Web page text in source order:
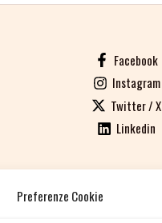
Preferenze Cookie
Facebook
Instagram
Twitter / X
Linkedin